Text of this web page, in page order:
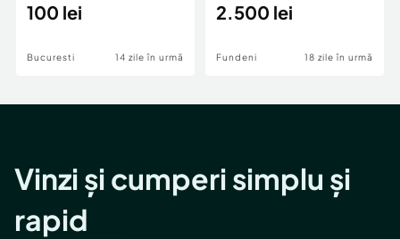
100 lei
Bucuresti 14 zile în urmă
2.500 lei
Fundeni 18 zile în urmă
Vinzi și cumperi simplu și
rapid